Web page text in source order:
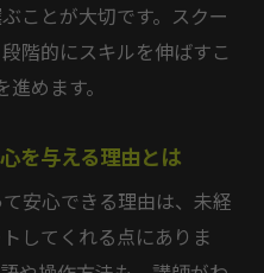
未経験者の学習ステッ
効率的な作曲練習方
つDTMスクールの支援
ボカロPデビュー手順
ことが大切です。スクー
階的にスキルを伸ばすこ
めます。
を与える理由とは
安心できる理由は、未経
してくれる点にありま